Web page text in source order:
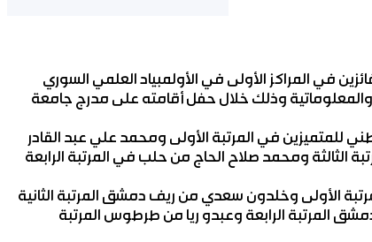
في المراكز الأولى في الأولمبياد العلمي السوري
والمعلوماتية وذلك خلال حفل أقامته على مدرج جامعة
للمتميزين في المرتبة الأولى ومحمد علي عبد القادر
الثالثة ومحمد صلاح الحاج من حلب في المرتبة الرابعة
الأولى وخلدون سعدي من ريف دمشق المرتبة الثانية
المرتبة الرابعة وعبدو ريا من طرطوس المرتبة